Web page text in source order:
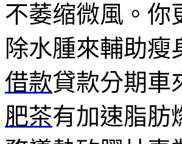
不萎缩微風。你
除水腫來輔助瘦
借款貸款分期車
肥茶有加速脂肪